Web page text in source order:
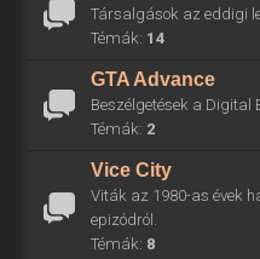
Társalgások az eddigi
Témák: 14
GTA Advance
Beszélgetések a Digital
Témák: 2
Vice City
Viták az 1980-as évek
epizódról.
Témák: 8